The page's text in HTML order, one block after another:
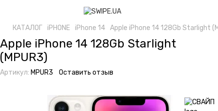
КАТАЛОГ iPHONE iPhone 14 Apple iPhone 14 128Gb Starlight
Apple iPhone 14 128Gb Starlight
(MPUR3)
Артикул: MPUR3 Оставить отзыв